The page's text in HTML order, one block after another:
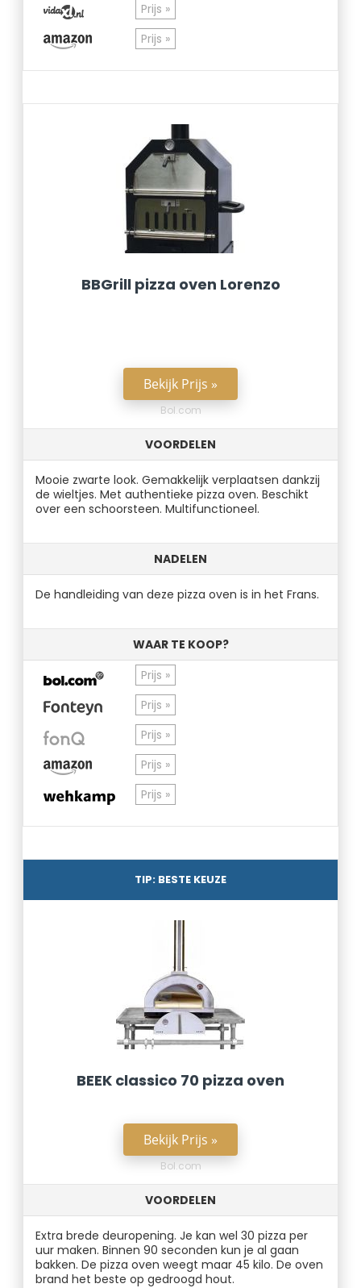
Prijs »
Prijs »
BBGrill pizza oven Lorenzo
Bekijk Prijs »
Bol.com
VOORDELEN
Mooie zwarte look. Gemakkelijk verplaatsen dankzij
de wieltjes. Met authentieke pizza oven. Beschikt
over een schoorsteen. Multifunctioneel.
NADELEN
De handleiding van deze pizza oven is in het Frans.
WAAR TE KOOP?
Prijs »
Prijs »
Prijs »
Prijs »
Prijs »
TIP: BESTE KEUZE
BEEK classico 70 pizza oven
Bekijk Prijs »
Bol.com
VOORDELEN
Extra brede deuropening. Je kan wel 30 pizza per
uur maken. Binnen 90 seconden kun je al gaan
bakken. De pizza oven weegt maar 45 kilo. De oven
brand het beste op gedroogd hout.